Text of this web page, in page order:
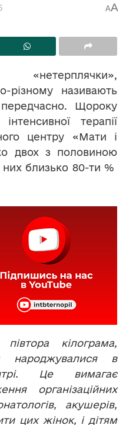
AA
різному називають
Щороку
терапії
центру «Мати і
двох з половиною
близько 80-ти %
кілограма,
в
Це вимагає
організаційних
акушерів,
цих жінок, і дітям